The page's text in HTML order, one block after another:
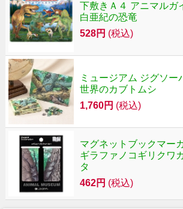
下敷きＡ４ アニマルガ
白亜紀の恐竜
528円 (税込)
ミュージアム ジグソー
世界のカブトムシ
1,760円 (税込)
マグネットブックマー
ギラファノコギリクワ
タ
462円 (税込)